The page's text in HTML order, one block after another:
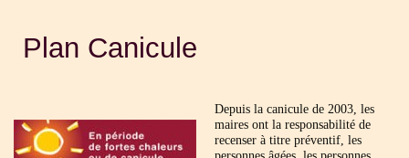
Plan Canicule
Depuis la canicule de 2003, les
maires ont la responsabilité de
recenser à titre préventif, les